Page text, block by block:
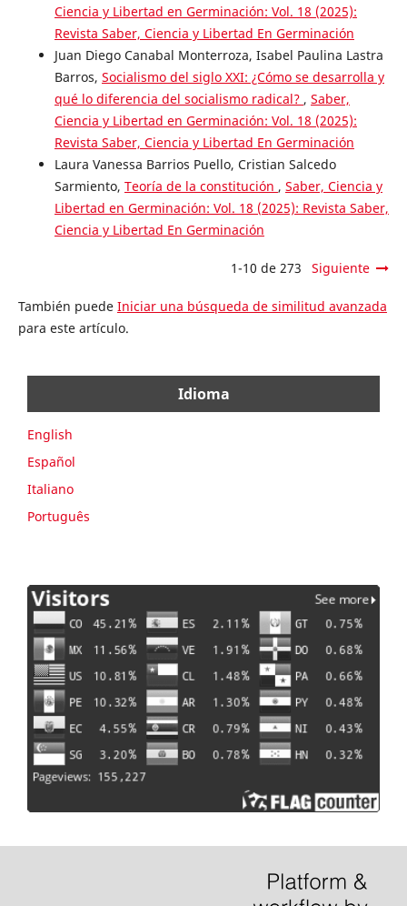
Ciencia y Libertad en Germinación: Vol. 18 (2025):
Revista Saber, Ciencia y Libertad En Germinación
Juan Diego Canabal Monterroza, Isabel Paulina Lastra
Barros, Socialismo del siglo XXI: ¿Cómo se desarrolla y
qué lo diferencia del socialismo radical? , Saber,
Ciencia y Libertad en Germinación: Vol. 18 (2025):
Revista Saber, Ciencia y Libertad En Germinación
Laura Vanessa Barrios Puello, Cristian Salcedo
Sarmiento, Teoría de la constitución , Saber, Ciencia y
Libertad en Germinación: Vol. 18 (2025): Revista Saber,
Ciencia y Libertad En Germinación
1-10 de 273 Siguiente
También puede Iniciar una búsqueda de similitud avanzada
para este artículo.
Idioma
English
Español
Italiano
Português